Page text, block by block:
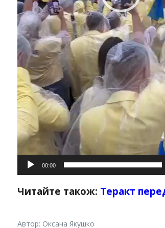
00:00
Читайте також: Теракт
Автор: Оксана Якушко